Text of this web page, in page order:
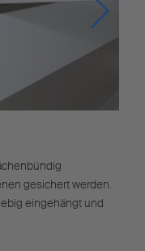
gesichert werden.
eingehängt und